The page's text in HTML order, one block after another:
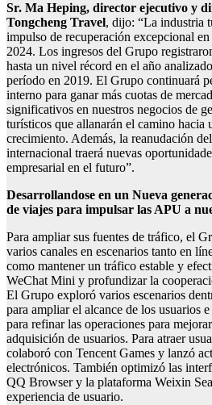
Sr. Ma Heping, director ejecutivo y
Tongcheng Travel, dijo: “La industria
impulso de recuperación excepcional
2024. Los ingresos del Grupo
hasta un nivel récord en el año
período en 2019. El Grupo continuará
interno para ganar más cuotas de
significativos en nuestros negocios de
turísticos que allanarán el camino hacia
crecimiento. Además, la reanudación
internacional traerá nuevas
empresarial en el futuro”.
Desarrollandose en un Nueva
de viajes para impulsar las APU a
Para ampliar sus fuentes de tráfico, el
varios canales en escenarios tanto en
como mantener un tráfico estable y
WeChat Mini y profundizar la
El Grupo exploró varios escenarios
para ampliar el alcance de los usuarios
para refinar las operaciones para
adquisición de usuarios. Para atraer
colaboró ​​con Tencent Games y lanzó
electrónicos. También optimizó las
QQ Browser y la plataforma Weixin
experiencia de usuario.